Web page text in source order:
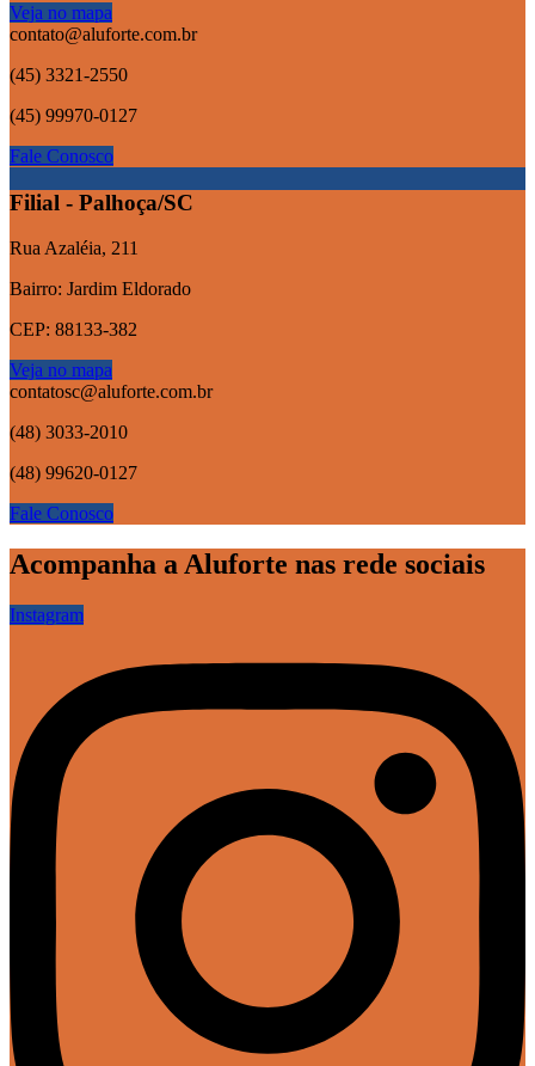
Veja no mapa
contato@aluforte.com.br
(45) 3321-2550
(45) 99970-0127
Fale Conosco
Filial - Palhoça/SC
Rua Azaléia, 211
Bairro: Jardim Eldorado
CEP: 88133-382
Veja no mapa
contatosc@aluforte.com.br
(48) 3033-2010
(48) 99620-0127
Fale Conosco
Acompanha a Aluforte nas rede sociais
Instagram